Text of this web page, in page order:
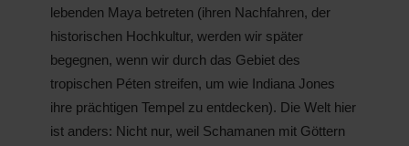
lebenden Maya betreten (ihren Nachfahren, der
historischen Hochkultur, werden wir später
begegnen, wenn wir durch das Gebiet des
tropischen Péten streifen, um wie Indiana Jones
ihre prächtigen Tempel zu entdecken). Die Welt hier
ist anders: Nicht nur, weil Schamanen mit Göttern